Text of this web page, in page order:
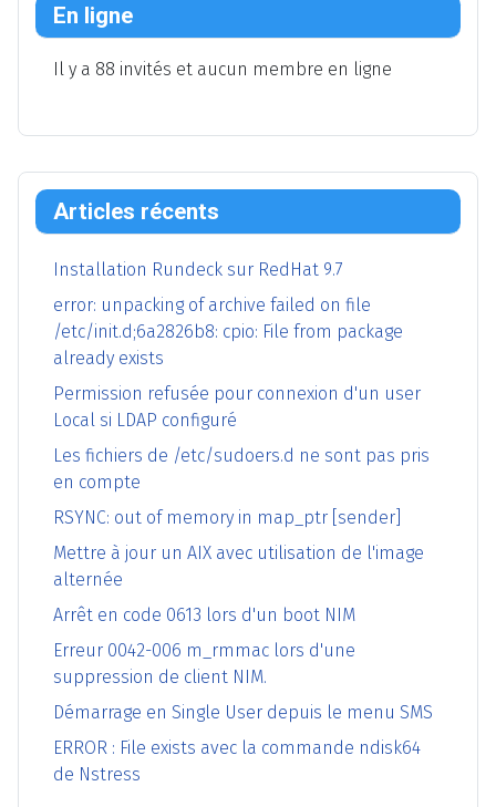
Articles récents
Installation Rundeck sur RedHat 9.7
error: unpacking of archive failed on file
/etc/init.d;6a2826b8: cpio: File from package
already exists
Permission refusée pour connexion d'un user
Local si LDAP configuré
Les fichiers de /etc/sudoers.d ne sont pas pris
en compte
RSYNC: out of memory in map_ptr [sender]
Mettre à jour un AIX avec utilisation de l'image
alternée
Arrêt en code 0613 lors d'un boot NIM
Erreur 0042-006 m_rmmac lors d'une
suppression de client NIM.
Démarrage en Single User depuis le menu SMS
ERROR : File exists avec la commande ndisk64
de Nstress
En ligne
Il y a 88 invités et aucun membre en ligne